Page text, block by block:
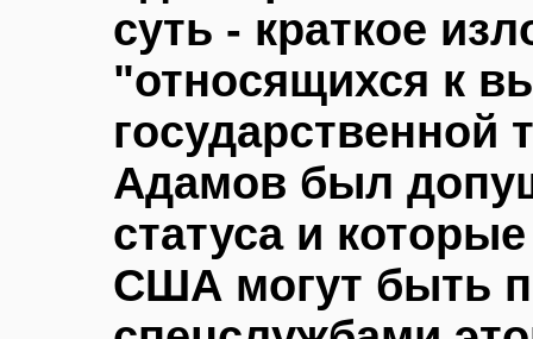
суть - краткое
"относящихся к
государственной
Адамов был
статуса и
США могут быть